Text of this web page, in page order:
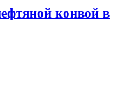
конвой в